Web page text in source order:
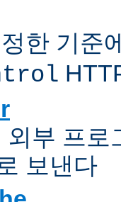
한 기준
외부 프로
보낸다